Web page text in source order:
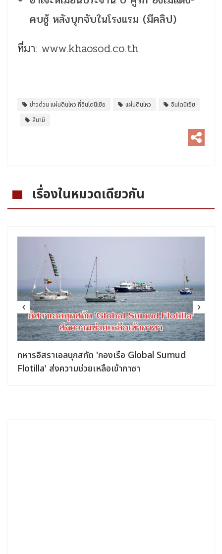
คบชู้ หลังบุกจับในโรงแรม (มีคลิป)
ที่มา: www.khaosod.co.th
ข่าวด่วน แผ่นดินไหว ที่อินโดนีเซีย แผ่นดินไหว
อินโดนีเซีย
สึนามิ
เรื่องในหมวดเดียวกัน
ทหารอิสราเอลบุกสกัด 'กองเรือ Global Sumud
Flotilla' ส่งความช่วยเหลือเข้ากาซา